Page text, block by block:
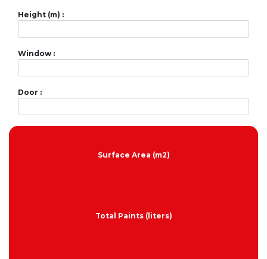
Height (m) :
Window :
Door :
Surface Area (m2)
Total Paints (liters)